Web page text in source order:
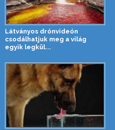
Látványos drónvideón
csodálhatjuk meg a világ
egyik legkül...